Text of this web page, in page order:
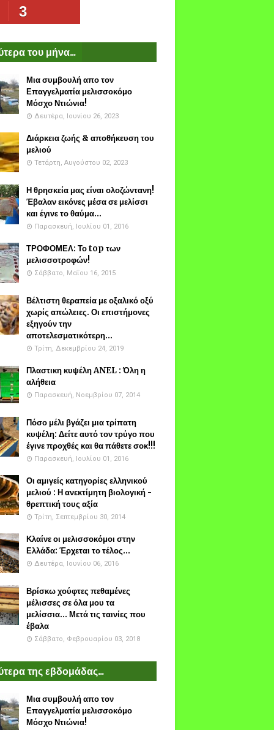
3
του μήνα...
Μια συμβουλή απο τον
Επαγγελματία μελισσοκόμο
Μόσχο Ντιώνια!
Δευτέρα, Ιουνίου 26, 2023
Διάρκεια ζωής & αποθήκευση του
μελιού
Τετάρτη, Αυγούστου 02, 2023
Η θρησκεία μας είναι ολοζώντανη!
Έβαλαν εικόνες μέσα σε μελίσσι
και έγινε το θαύμα...
Παρασκευή, Ιουλίου 01, 2016
ΤΡΟΦΟΜΕΛ: Το top των
μελισσοτροφών!
Σάββατο, Μαΐου 16, 2015
Βέλτιστη θεραπεία με οξαλικό οξύ
χωρίς απώλειες. Οι επιστήμονες
εξηγούν την
αποτελεσματικότερη...
Τρίτη, Δεκεμβρίου 24, 2019
Πλαστικη κυψέλη ANEL : Όλη η
αλήθεια
Παρασκευή, Νοεμβρίου 07, 2014
Πόσο μέλι βγάζει μια τρίπατη
κυψέλη: Δείτε αυτό τον τρύγο που
έγινε προχθές και θα πάθετε σοκ!!!
Παρασκευή, Ιουλίου 01, 2016
Οι αμιγείς κατηγορίες ελληνικού
μελιού : Η ανεκτίμητη βιολογική -
θρεπτική τους αξία
Τρίτη, Σεπτεμβρίου 30, 2014
Κλαίνε οι μελισσοκόμοι στην
Ελλάδα: Έρχεται το τέλος...
Δευτέρα, Ιουνίου 06, 2016
Βρίσκω χούφτες πεθαμένες
μέλισσες σε όλα μου τα
μελίσσια... Μετά τις ταινίες που
έβαλα
Σάββατο, Φεβρουαρίου 03, 2018
της εβδομάδας...
Μια συμβουλή απο τον
Επαγγελματία μελισσοκόμο
Μόσχο Ντιώνια!